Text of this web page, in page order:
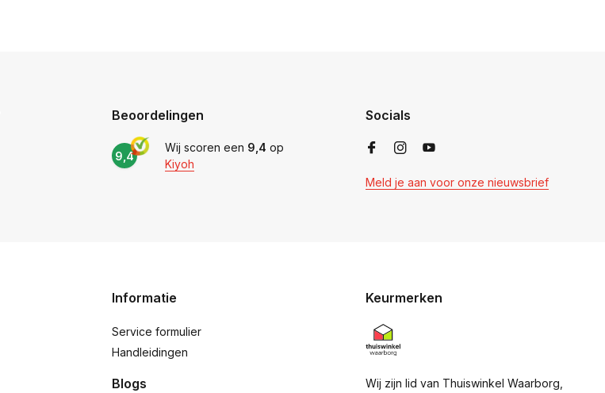
Beoordelingen
9,4
Wij scoren een 9,4 op
Kiyoh
Socials
Meld je aan voor onze nieuwsbrief
Informatie
Service formulier
Handleidingen
Blogs
Keurmerken
Wij zijn lid van Thuiswinkel Waarborg,